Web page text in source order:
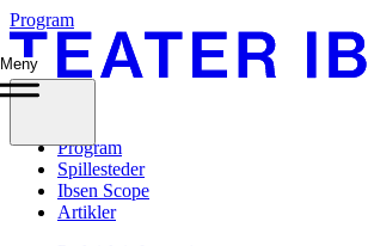
Program
Meny
Program
Spillesteder
Ibsen Scope
Artikler